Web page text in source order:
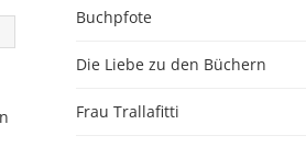
Buchpfote
Die Liebe zu den Büchern
Frau Trallafitti